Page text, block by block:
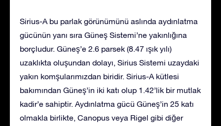
Sirius-A bu parlak görünümünü aslında aydınlatma
gücünün yanı sıra Güneş Sistemi’ne yakınlığına
borçludur. Güneş’e 2.6 parsek (8.47 ışık yılı)
uzaklıkta oluşundan dolayı, Sirius Sistemi uzaydaki
yakın komşularımızdan biridir. Sirius-A kütlesi
bakımından Güneş’in iki katı olup 1.42’lik bir mutlak
kadir’e sahiptir. Aydınlatma gücü Güneş’in 25 katı
olmakla birlikte, Canopus veya Rigel gibi diğer